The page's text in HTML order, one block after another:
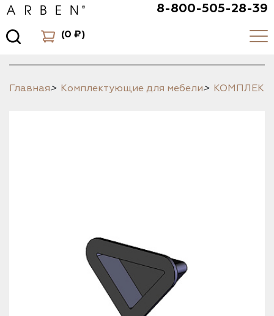
8-800-505-28-39
(0 ₽)
Главная> Комплектующие для мебели>